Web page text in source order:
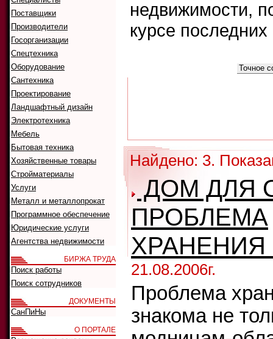
недвижимости,
курсе
Найдено: 3.
ДОМ ДЛЯ
ПРОБЛЕМА
ХРАНЕНИЯ
21.08.2006г.
Проблема
знакома не
Поставщики
Производители
Госорганизации
Спецтехника
Оборудование
Сантехника
Проектирование
Ландшафтный дизайн
Электротехника
Мебель
Бытовая техника
Хозяйственные товары
Стройматериалы
Услуги
Металл и металлопрокат
Программное обеспечение
Юридические услуги
Агентства недвижимости
БИРЖА ТРУДА
Поиск работы
Поиск сотрудников
ДОКУМЕНТЫ
СанПиНы
О ПОРТАЛЕ